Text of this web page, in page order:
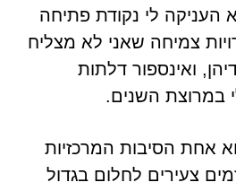
העניקה לי נקודת פתיחה
צמיחה שאני לא מצליח
ואינספור דלתות
במרוצת השנים.
אחת הסיבות המרכזיות
צעירים לחלום בגדול